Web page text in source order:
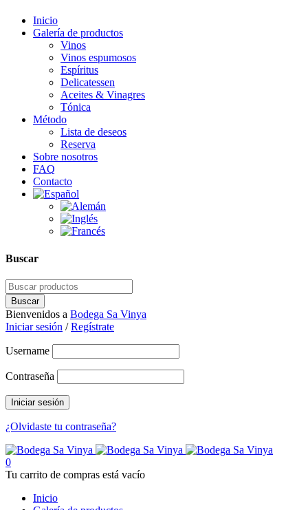
Inicio
Galería de productos
Vinos
Vinos espumosos
Espíritus
Delicatessen
Aceites & Vinagres
Tónica
Método
Lista de deseos
Reserva
Sobre nosotros
FAQ
Contacto
Buscar
Bienvenidos a Bodega Sa Vinya
Iniciar sesión /Regístrate
Username
Contraseña
¿Olvidaste tu contraseña?
0
Tu carrito de compras está vacío
Inicio